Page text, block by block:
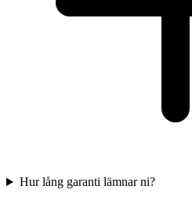
Hur lång garanti lämnar ni?